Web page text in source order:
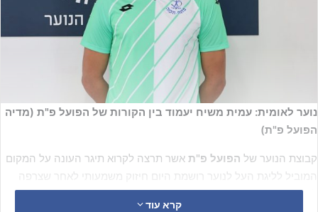
נוער לאומית: עמית משיח יעמוד בין הקורות של הפועל פ"ת (מדיה
הפועל פ"ת)
קבוצת הנוער של הפועל פ"ת אשר תרצה לקרוא תיגר העונה על המקום
המוביל לליגת העל לנוער רושמת היום חיזוק משמעותי לאחר שצרפה
לשורותיה את השוערעמית משיח.
קרא עוד